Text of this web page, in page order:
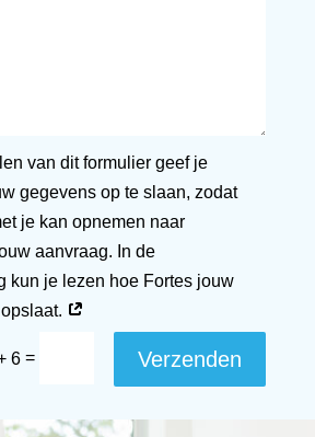
van dit formulier geef je
gegevens op te slaan, zodat
je kan opnemen naar
aanvraag. In de
kun je lezen hoe Fortes jouw
6 = Verzenden